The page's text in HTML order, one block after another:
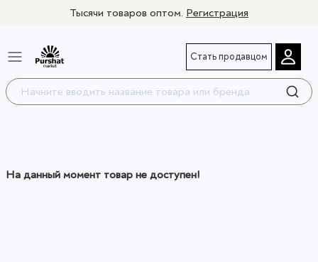
Тысячи товаров оптом. Регистрация
Стать продавцом
На данный момент товар не доступен!